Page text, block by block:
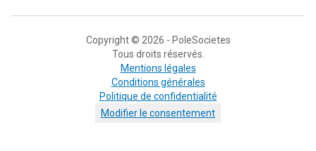
Copyright © 2026 - PoleSocietes
Tous droits réservés.
Mentions légales
Conditions générales
Politique de confidentialité
Modifier le consentement